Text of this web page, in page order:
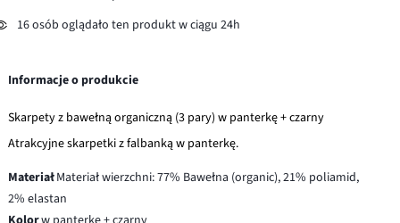
16 osób oglądało ten produkt w ciągu 24h
Informacje o produkcie
Skarpety z bawełną organiczną (3 pary) w panterkę + czarny
Atrakcyjne skarpetki z falbanką w panterkę.
MateriałMateriał wierzchni: 77% Bawełna (organic), 21% poliamid,
2% elastan